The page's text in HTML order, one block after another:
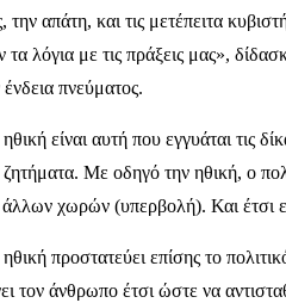
την απάτη, και τις μετέπειτα
λόγια με τις πράξεις μας»,
πνεύματος.
είναι αυτή που εγγυάται τις
ζητήματα. Με οδηγό την ηθική, ο
χωρών (υπερβολή). Και έτσι
προστατεύει επίσης το
τον άνθρωπο έτσι ώστε να